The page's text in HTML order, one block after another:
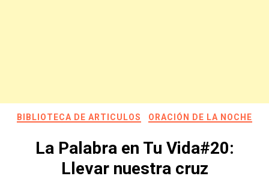
BIBLIOTECA DE ARTICULOS ORACIÓN DE LA NOCHE
La Palabra en Tu Vida#20:
Llevar nuestra cruz